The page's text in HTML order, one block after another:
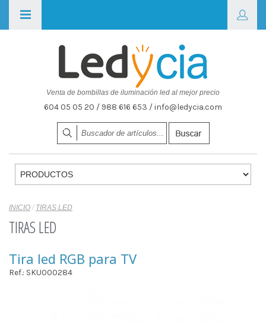
Venta de bombillas de iluminación led al mejor precio
604 05 05 20 / 988 616 653 / info@ledycia.com
INICIO / TIRAS LED
TIRAS LED
Tira led RGB para TV
Ref.: SKU000284